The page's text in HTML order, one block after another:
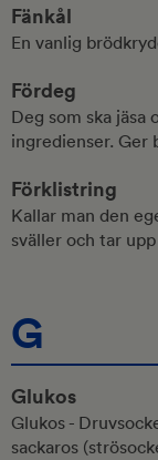
Fänkål
En vanlig
Fördeg
Deg som ska jäsa
ingredienser. Ger
Förklistring
Kallar man den
sväller och tar
G
Glukos
Glukos -
sackaros